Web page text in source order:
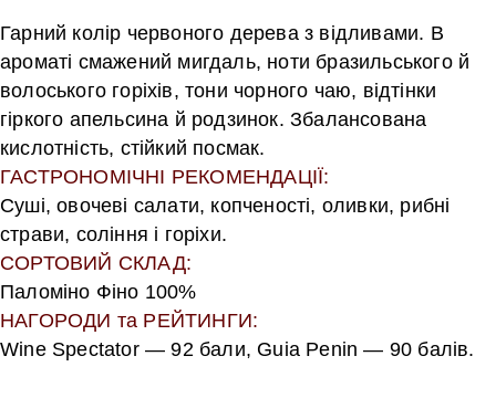
Гарний колір червоного дерева з відливами. В
ароматі смажений мигдаль, ноти бразильського й
волоського горіхів, тони чорного чаю, відтінки
гіркого апельсина й родзинок. Збалансована
кислотність, стійкий посмак.
ГАСТРОНОМІЧНІ РЕКОМЕНДАЦІЇ:
Суші, овочеві салати, копченості, оливки, рибні
страви, соління і горіхи.
СОРТОВИЙ СКЛАД:
Паломіно Фіно 100%
НАГОРОДИ та РЕЙТИНГИ:
Wine Spectator — 92 бали, Guia Penin — 90 балів.